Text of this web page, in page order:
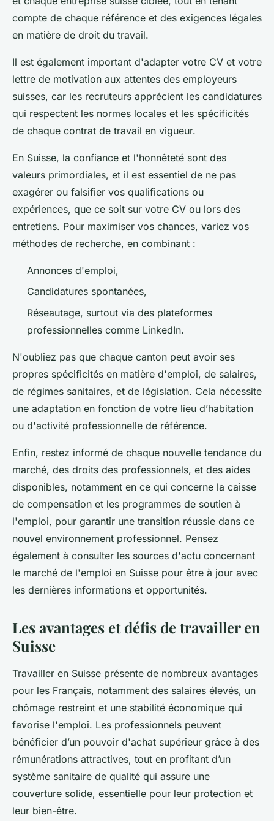
compte de chaque référence et des exigences légales
en matière de droit du travail.
Il est également important d'adapter votre CV et votre
lettre de motivation aux attentes des employeurs
suisses, car les recruteurs apprécient les candidatures
qui respectent les normes locales et les spécificités
de chaque contrat de travail en vigueur.
En Suisse, la confiance et l'honnêteté sont des
valeurs primordiales, et il est essentiel de ne pas
exagérer ou falsifier vos qualifications ou
expériences, que ce soit sur votre CV ou lors des
entretiens. Pour maximiser vos chances, variez vos
méthodes de recherche, en combinant :
Annonces d'emploi,
Candidatures spontanées,
Réseautage, surtout via des plateformes
professionnelles comme LinkedIn.
N'oubliez pas que chaque canton peut avoir ses
propres spécificités en matière d'emploi, de salaires,
de régimes sanitaires, et de législation. Cela nécessite
une adaptation en fonction de votre lieu d’habitation
ou d'activité professionnelle de référence.
Enfin, restez informé de chaque nouvelle tendance du
marché, des droits des professionnels, et des aides
disponibles, notamment en ce qui concerne la caisse
de compensation et les programmes de soutien à
l'emploi, pour garantir une transition réussie dans ce
nouvel environnement professionnel. Pensez
également à consulter les sources d'actu concernant
le marché de l'emploi en Suisse pour être à jour avec
les dernières informations et opportunités.
Les avantages et défis de travailler en
Suisse
Travailler en Suisse présente de nombreux avantages
pour les Français, notamment des salaires élevés, un
chômage restreint et une stabilité économique qui
favorise l'emploi. Les professionnels peuvent
bénéficier d’un pouvoir d'achat supérieur grâce à des
rémunérations attractives, tout en profitant d’un
système sanitaire de qualité qui assure une
couverture solide, essentielle pour leur protection et
leur bien-être.